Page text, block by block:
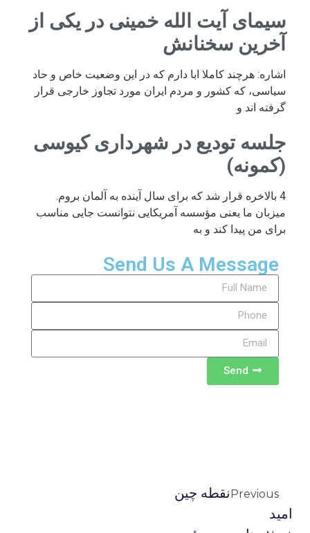
سیمای آیت الله خمینی در یکی از
آخرین سخنانش
اشاره: هرچند کاملا ابا دارم که در این وضعیت خاص و حاد
سیاسی، که کشور و مردم ایران مورد تجاوز خارجی قرار
گرفته اند و
جلسه تودیع در شهرداری کیوسی
(کمونه)
4 بالاخره قرار شد که برای سال آینده به آلمان بروم.
میزبان ما یعنی مؤسسه آمریکایی نتوانست جایی مناسب
برای من پیدا کند و به
Send Us A Message
Send
Previousنقطه چین
امید